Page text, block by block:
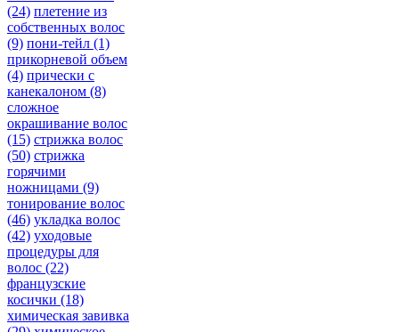
(24) плетение из
собственных волос
(9) пони-тейл (1)
прикорневой объем
(4) прически с
канекалоном (8)
сложное
окрашивание волос
(15) стрижка волос
(50) стрижка
горячими
ножницами (9)
тонирование волос
(46) укладка волос
(42) уходовые
процедуры для
волос (22)
французские
косички (18)
химическая завивка